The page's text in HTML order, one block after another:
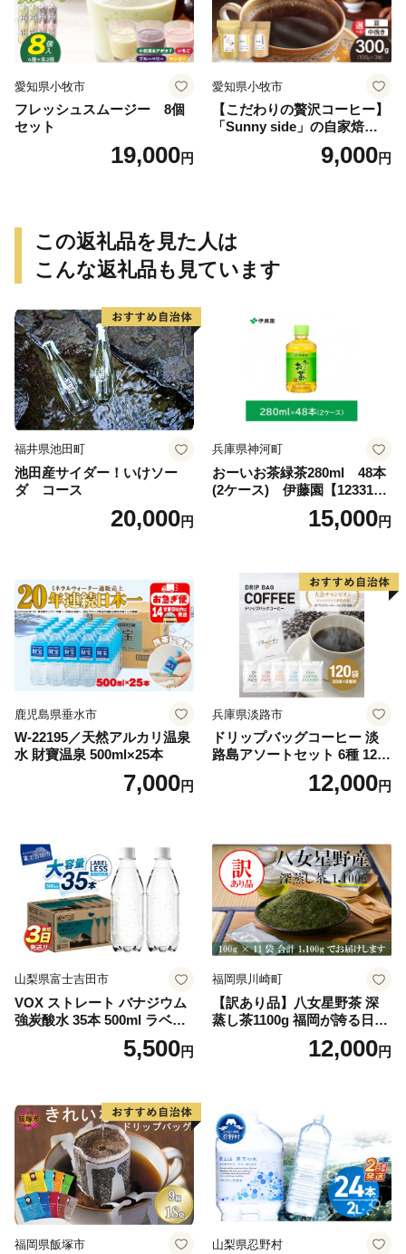
愛知県小牧市
フレッシュスムージー 8個
セット
19,000円
愛知県小牧市
【こだわりの贅沢コーヒー】
「Sunny side」の自家焙煎珈
琲ブレンド珈琲飲み比べセッ
9,000円
この返礼品を見た人は
こんな返礼品も見ています
福井県池田町
池田産サイダー！いけソー
ダ コース
20,000円
兵庫県神河町
おーいお茶緑茶280ml 48本
(2ケース) 伊藤園【123317
15,000円
鹿児島県垂水市
W-22195／天然アルカリ温泉
水 財寶温泉 500ml×25本
7,000円
兵庫県淡路市
ドリップバッグコーヒー 淡
路島アソートセット 6種 120
袋 飲み比べ コーヒー
12,000円
山梨県富士吉田市
VOX ストレート バナジウム
強炭酸水 35本 500ml ラベル
レス【富士吉田市限定カート
5,500円
福岡県川崎町
【訳あり品】八女星野茶 深
蒸し茶1100g 福岡が誇る日本
茶_ 訳アリ 常温 お茶 茶袋 常
備品 おちゃ ocha 茶葉 緑茶
小分け お土産 お取り寄せ グ
ルメ 福岡 九州 福岡県 国産
日本 ふかむし茶 ふかむし 家
庭用 自宅用 ちゃ りょくちゃ
ふかむしちゃ 急須 甘み 川崎
町 送料無料
12,000円
福岡県飯塚市 山梨県忍野村